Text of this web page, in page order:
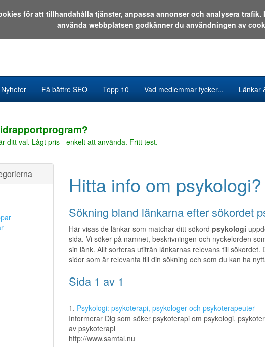
Nyheter Få bättre SEO Topp 10 Vad medlemmar tycker... Länkar
ditt val. Lågt pris - enkelt att använda. Fritt test.
Hitta info om psykologi?
Sökning bland länkarna efter sökordet
Här visas de länkar som matchar ditt sökord psykologi
sida. Vi söker på namnet, beskrivningen och nyckelorden
sin länk. Allt sorteras utifrån länkarnas relevans till sökordet.
sidor som är relevanta till din sökning och som du kan ha
Sida 1 av 1
1. Psykologi: psykoterapi, psykologer och psykoterapeuter
Informerar Dig som söker psykoterapi om psykologi,
av psykoterapi
http://www.samtal.nu
för att tillhandahålla tjänster, anpassa annonser och analysera
använda webbplatsen godkänner du användningen av